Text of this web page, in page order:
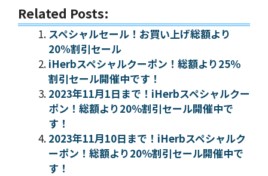
Related Posts:
スペシャルセール！お買い上げ総額より
20%割引セール
iHerbスペシャルクーポン！総額より25％
割引セール開催中です！
2023年11月1日まで！iHerbスペシャルクー
ポン！総額より20％割引セール開催中で
す！
2023年11月10日まで！iHerbスペシャルク
ーポン！総額より20％割引セール開催中で
す！